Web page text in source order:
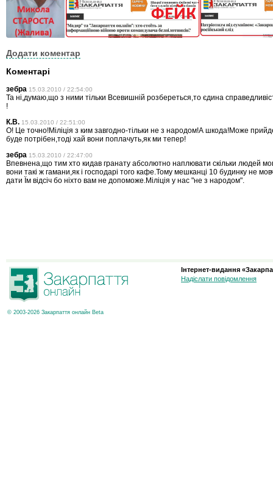
Додати коментар
Коментарі
зебра 15.03.2010 / 22:54:00
Та ні,думаю,що з ними тільки Всевишній розбереться,то єдина
!
К.В. 15.03.2010 / 22:51:00
О! Це точно!Міліція з ким завгодно-тільки не з народом!А шкода!Може
буде потрібен,тоді хай вони поплачуть,як ми тепер!
зебра 15.03.2010 / 22:47:00
Впевнена,що тим хто кидав гранату абсолютно наплювати скільки людей
вони такі ж гамани,як і господарі того кафе.Тому мешканці 10 будинку не
дати Їм відсіч бо ніхто вам не допоможе.Міліція у нас "не з народом".
© 2003-2026 Закарпаття онлайн Beta
Інтернет-видання
Надіслати повідомлення